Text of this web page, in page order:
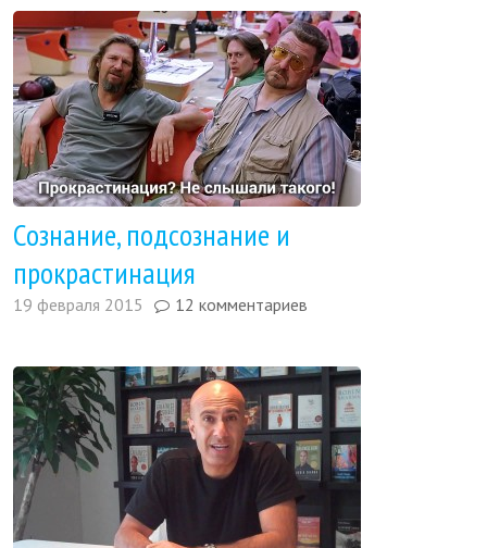
Сознание, подсознание и
прокрастинация
19 февраля 2015 12 комментариев